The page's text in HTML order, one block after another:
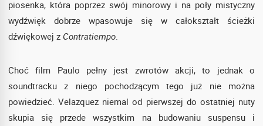
piosenka, która poprzez swój minorowy i na poły mistyczny
wydźwięk dobrze wpasowuje się w całokształt ścieżki
dźwiękowej z Contratiempo
Choć film Paulo pełny jest zwrotów akcji, to jednak o
soundtracku z niego pochodzącym tego już nie można
powiedzieć. Velazquez niemal od pierwszej do ostatniej nuty
skupia się przede wszystkim na budowaniu suspensu i